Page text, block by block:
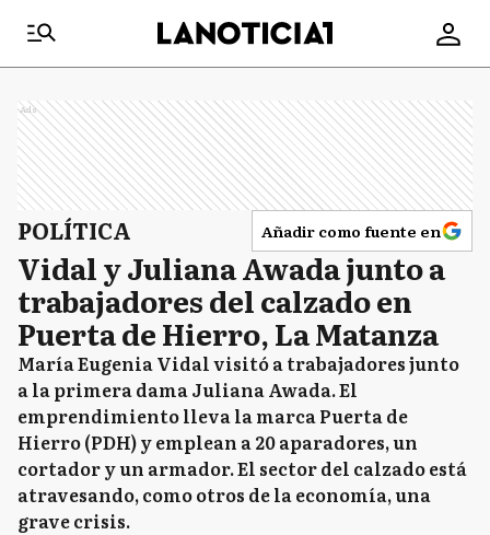
Ads
POLÍTICA Añadir como fuente en
Vidal y Juliana Awada junto a
trabajadores del calzado en
Puerta de Hierro, La Matanza
María Eugenia Vidal visitó a trabajadores junto
a la primera dama Juliana Awada. El
emprendimiento lleva la marca Puerta de
Hierro (PDH) y emplean a 20 aparadores, un
cortador y un armador. El sector del calzado está
atravesando, como otros de la economía, una
grave crisis.